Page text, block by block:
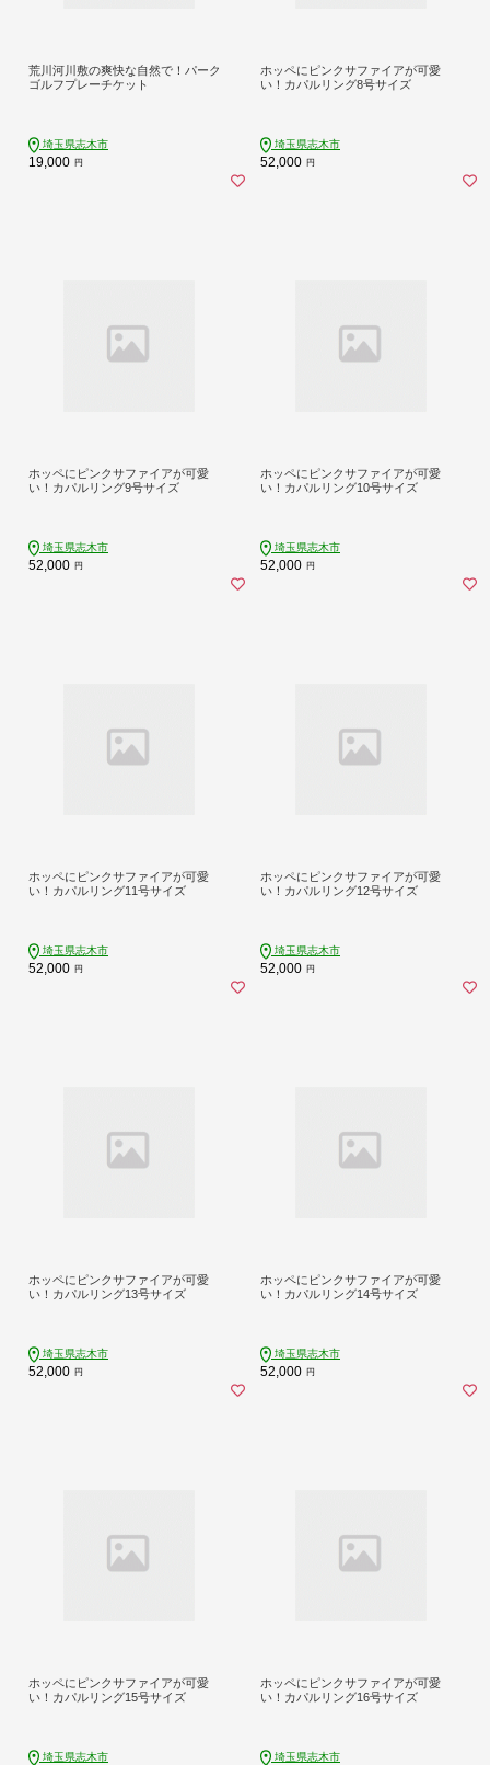
荒川河川敷の爽快な自然で！パーク
ゴルフプレーチケット
埼玉県志木市
19,000 円
ホッペにピンクサファイアが可愛
い！カパルリング8号サイズ
埼玉県志木市
52,000 円
ホッペにピンクサファイアが可愛
い！カパルリング9号サイズ
埼玉県志木市
52,000 円
ホッペにピンクサファイアが可愛
い！カパルリング10号サイズ
埼玉県志木市
52,000 円
ホッペにピンクサファイアが可愛
い！カパルリング11号サイズ
埼玉県志木市
52,000 円
ホッペにピンクサファイアが可愛
い！カパルリング12号サイズ
埼玉県志木市
52,000 円
ホッペにピンクサファイアが可愛
い！カパルリング13号サイズ
埼玉県志木市
52,000 円
ホッペにピンクサファイアが可愛
い！カパルリング14号サイズ
埼玉県志木市
52,000 円
ホッペにピンクサファイアが可愛
い！カパルリング15号サイズ
埼玉県志木市
ホッペにピンクサファイアが可愛
い！カパルリング16号サイズ
埼玉県志木市